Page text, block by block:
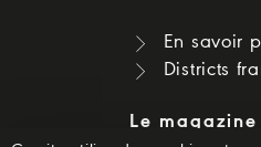
En savoir
Districts
Le magazine